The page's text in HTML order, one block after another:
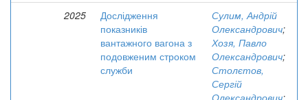
2025
Дослідження
показників
вантажного вагона з
подовженим строком
служби
Сулим, Андрій
Олександрович;
Хозя, Павло
Олександрович;
Столєтов,
Сергій
Олександрович;